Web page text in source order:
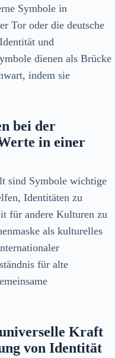
Symbole in
Tor oder die deutsche
und
dienen als Brücke
indem sie
bei der
in einer
sind Symbole wichtige
Identitäten zu
für andere Kulturen zu
als kulturelles
für alte
Kraft
von Identität